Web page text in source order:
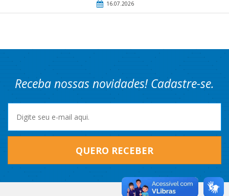
16.07.2026
Receba nossas novidades! Cadastre-se.
QUERO RECEBER